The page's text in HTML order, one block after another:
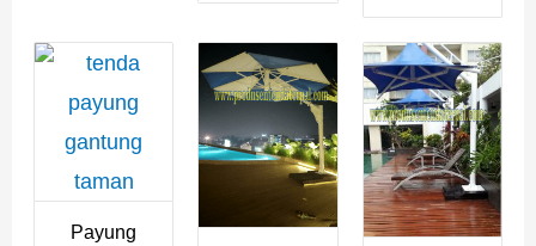
Payung